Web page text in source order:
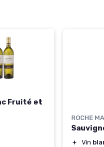
Fruité et
ROCHE
＋ Vin